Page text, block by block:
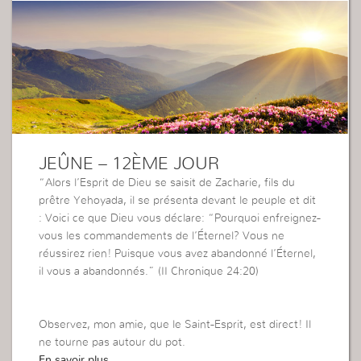
JEÛNE – 12ÈME JOUR
“Alors l’Esprit de Dieu se saisit de Zacharie, fils du
prêtre Yehoyada, il se présenta devant le peuple et dit
: Voici ce que Dieu vous déclare: “Pourquoi enfreignez-
vous les commandements de l’Éternel? Vous ne
réussirez rien! Puisque vous avez abandonné l’Éternel,
il vous a abandonnés.” (II Chronique 24:20)
Observez, mon amie, que le Saint-Esprit, est direct! Il
ne tourne pas autour du pot.